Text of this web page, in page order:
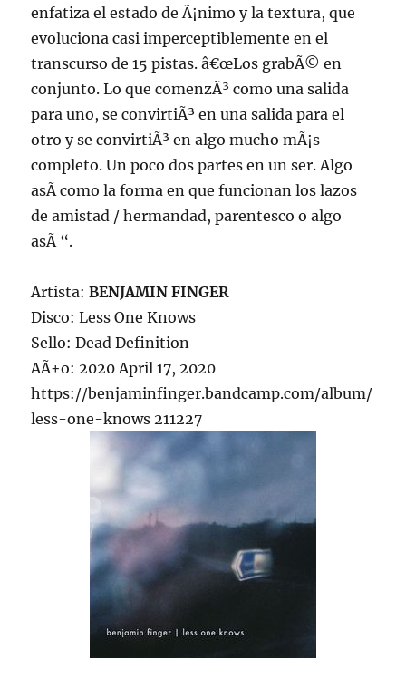
enfatiza el estado de Ã¡nimo y la textura, que
evoluciona casi imperceptiblemente en el
transcurso de 15 pistas. â€œLos grabÃ© en
conjunto. Lo que comenzÃ³ como una salida
para uno, se convirtiÃ³ en una salida para el
otro y se convirtiÃ³ en algo mucho mÃ¡s
completo. Un poco dos partes en un ser. Algo
asÃ­ como la forma en que funcionan los lazos
de amistad / hermandad, parentesco o algo
asÃ­ “.
Artista:BENJAMIN FINGER
Disco: Less One Knows
Sello: Dead Definition
AÃ±o: 2020 April 17, 2020
https://benjaminfinger.bandcamp.com/album/
less-one-knows 211227